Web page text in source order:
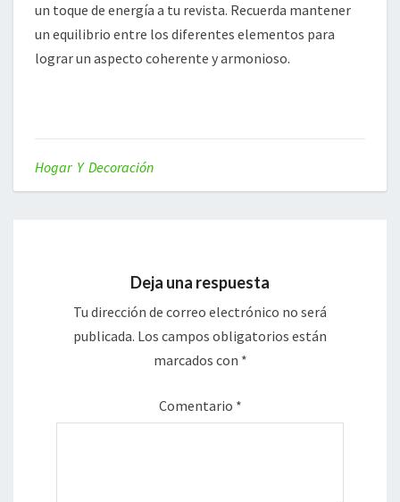
un toque de energía a tu revista. Recuerda mantener
un equilibrio entre los diferentes elementos para
lograr un aspecto coherente y armonioso.
Hogar Y Decoración
Deja una respuesta
Tu dirección de correo electrónico no será
publicada. Los campos obligatorios están
marcados con *
Comentario *